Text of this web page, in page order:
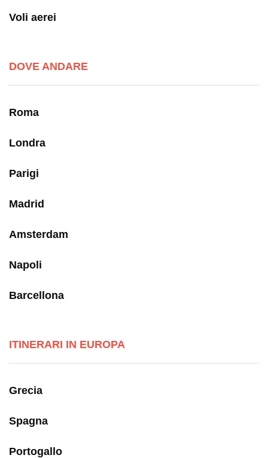
Voli aerei
DOVE ANDARE
Roma
Londra
Parigi
Madrid
Amsterdam
Napoli
Barcellona
ITINERARI IN EUROPA
Grecia
Spagna
Portogallo